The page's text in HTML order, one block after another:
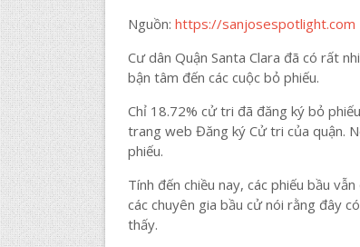
Nguồn: https://sanjosespotlight.com
Cư dân Quận Santa Clara đã có rất
bận tâm đến các cuộc bỏ phiếu.
Chỉ 18.72% cử tri đã đăng ký bỏ
trang web Đăng ký Cử tri của quận.
phiếu.
Tính đến chiều nay, các phiếu bầu
các chuyên gia bầu cử nói rằng đây
thấy.